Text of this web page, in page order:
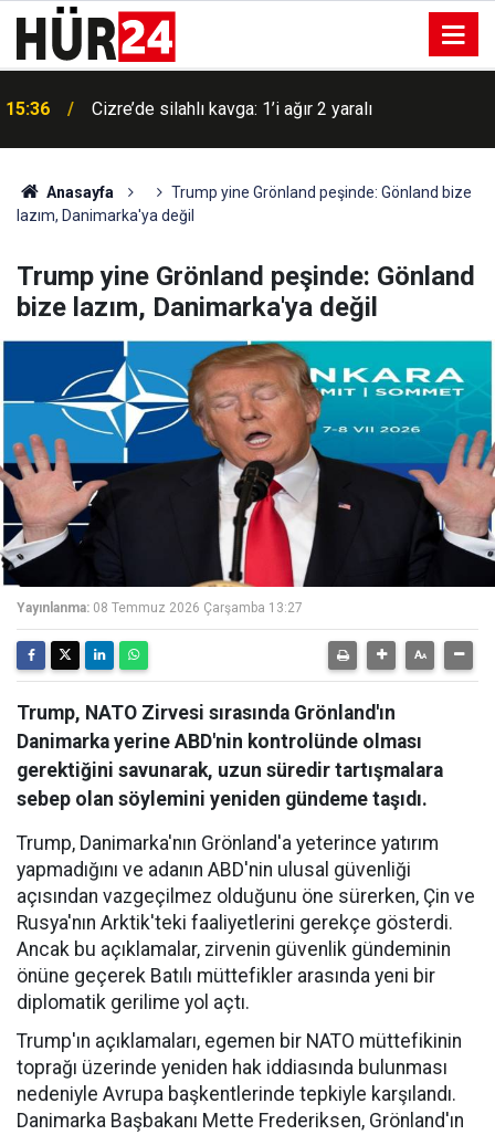
15:36 Cizre’de silahlı kavga: 1’i ağır 2 yaralı
Anasayfa
Trump yine Grönland peşinde: Gönland bize
lazım, Danimarka'ya değil
Trump yine Grönland peşinde: Gönland
bize lazım, Danimarka'ya değil
Yayınlanma: 08 Temmuz 2026 Çarşamba 13:27
Trump, NATO Zirvesi sırasında Grönland'ın
Danimarka yerine ABD'nin kontrolünde olması
gerektiğini savunarak, uzun süredir tartışmalara
sebep olan söylemini yeniden gündeme taşıdı.
Trump, Danimarka'nın Grönland'a yeterince yatırım
yapmadığını ve adanın ABD'nin ulusal güvenliği
açısından vazgeçilmez olduğunu öne sürerken, Çin ve
Rusya'nın Arktik'teki faaliyetlerini gerekçe gösterdi.
Ancak bu açıklamalar, zirvenin güvenlik gündeminin
önüne geçerek Batılı müttefikler arasında yeni bir
diplomatik gerilime yol açtı.
Trump'ın açıklamaları, egemen bir NATO müttefikinin
toprağı üzerinde yeniden hak iddiasında bulunması
nedeniyle Avrupa başkentlerinde tepkiyle karşılandı.
Danimarka Başbakanı Mette Frederiksen, Grönland'ın